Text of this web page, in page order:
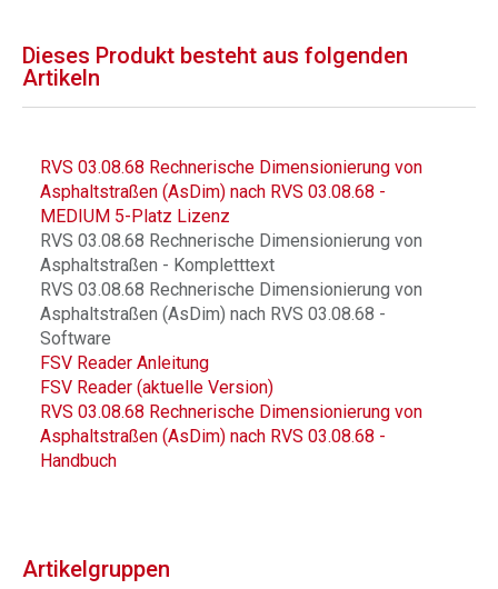
Dieses Produkt besteht aus folgenden
Artikeln
RVS 03.08.68 Rechnerische Dimensionierung von
Asphaltstraßen (AsDim) nach RVS 03.08.68 -
MEDIUM 5-Platz Lizenz
RVS 03.08.68 Rechnerische Dimensionierung von
Asphaltstraßen - Kompletttext
RVS 03.08.68 Rechnerische Dimensionierung von
Asphaltstraßen (AsDim) nach RVS 03.08.68 -
Software
FSV Reader Anleitung
FSV Reader (aktuelle Version)
RVS 03.08.68 Rechnerische Dimensionierung von
Asphaltstraßen (AsDim) nach RVS 03.08.68 -
Handbuch
Artikelgruppen